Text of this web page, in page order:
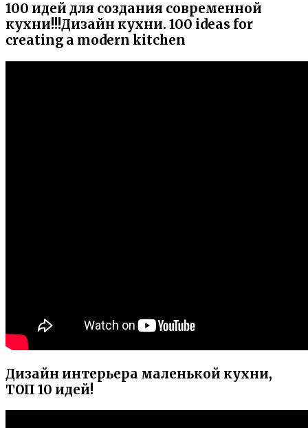
100 идей для создания современной
кухни!!!Дизайн кухни. 100 ideas for
creating a modern kitchen
Дизайн интерьера маленькой кухни,
ТОП 10 идей!